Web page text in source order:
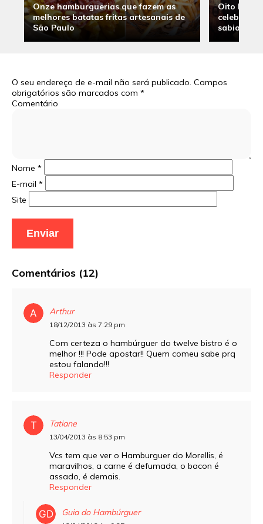
Onze hamburguerias que fazem as
melhores batatas fritas artesanais de
São Paulo
Oito
sabia
O seu endereço de e-mail não será publicado. Campos
obrigatórios são marcados com *
Comentário
Nome *
E-mail *
Site
Comentários (12)
Arthur
18/12/2013 às 7:29 pm
Com certeza o hambúrguer do twelve bistro é o
melhor !!! Pode apostar!! Quem comeu sabe prq
estou falando!!!
Responder
Tatiane
13/04/2013 às 8:53 pm
Vcs tem que ver o Hamburguer do Morellis, é
maravilhos, a carne é defumada, o bacon é
assado, é demais.
Responder
Guia do Hambúrguer